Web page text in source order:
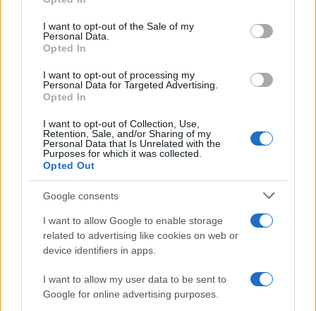
use your data for below specified purposes in below Google
consent section.
I want to opt-out of the Sale of my
Personal Data.
Opted In
I want to opt-out of processing my
Personal Data for Targeted Advertising.
Opted In
I want to opt-out of Collection, Use,
Retention, Sale, and/or Sharing of my
Personal Data that Is Unrelated with the
Purposes for which it was collected.
Opted Out
Google consents
I want to allow Google to enable storage
related to advertising like cookies on web or
device identifiers in apps.
I want to allow my user data to be sent to
Google for online advertising purposes.
Continua a leggere